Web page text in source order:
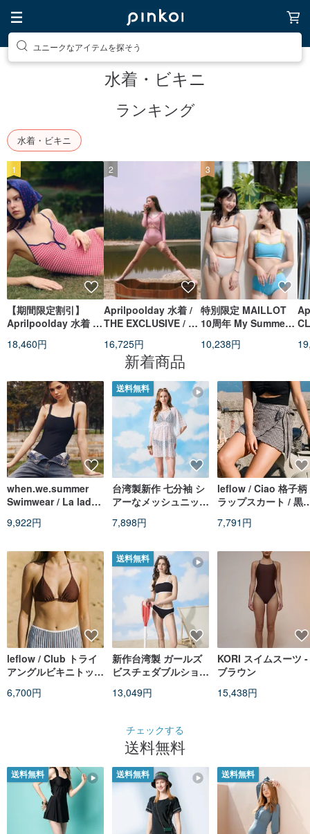
ユニークなアイテムを探そう
水着・ビキニ
ランキング
水着・ビキニ
【期間限定割引】
Aprilpoolday 水着 /
ワンピース水着
18,460円
1
Aprilpoolday 水着 /
THE EXCLUSIVE / レ
16,725円
2
特別限定 MAILLOT
10周年 My Summer
10,238円
3
新着商品
when.we.summer
Swimwear / La lady /
9,922円
leflow / Club トライ
アングルビキニトップ
6,700円
送料無料
台湾製新作 七分袖 シ
アーなメッシュニット
ニは含まれません）
7,898円
送料無料
新作台湾製 ガールズ
ビスチェダブルショル
キニ水着 ブラック＆
13,049円
leflow / Ciao 格子柄
ラップスカート / 黒
7,791円
KORI スイムスーツ -
ブラウン
15,438円
チェックする
送料無料
送料無料 送料無料 送料無料